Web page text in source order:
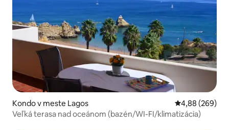
Kondo v meste Lagos Priemerné
4,88 (269)
Veľká terasa nad oceánom (bazén/WI-FI/klimatizácia)